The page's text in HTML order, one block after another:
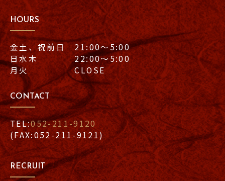
HOURS
金土、祝前日 21:00〜5:00
日水木 22:00〜5:00
月火 CLOSE
CONTACT
TEL:052-211-9120
(FAX:052-211-9121)
RECRUIT